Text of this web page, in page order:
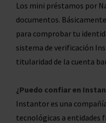
Los mini préstamos por
documentos.
para comprobar tu
sistema de verificación
titularidad de la cuenta
¿Puedo confiar en
Instantor es una
tecnológicas a entidades